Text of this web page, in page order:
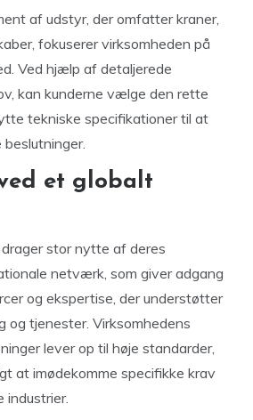
af udstyr, der omfatter kraner,
fokuserer virksomheden på
Ved hjælp af detaljerede
kan kunderne vælge den rette
tekniske specifikationer til at
et globalt
stor nytte af deres
netværk, som giver adgang
og ekspertise, der understøtter
og tjenester. Virksomhedens
lever op til høje standarder,
at imødekomme specifikke krav
industrier.